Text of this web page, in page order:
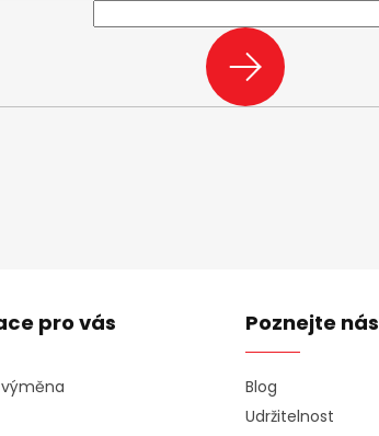
PŘIHLÁSIT
SE
pro vás Poznejte nás
Blog
Udržitelnost